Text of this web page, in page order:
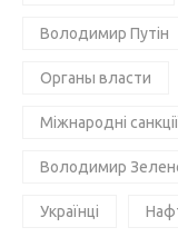
Володимир Путін
Органы власти
Міжнародні
Володимир
Українці